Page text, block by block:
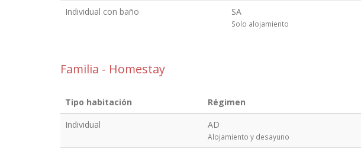
Individual con baño SA
Solo alojamiento
Familia - Homestay
Tipo habitación Régimen
Individual AD
Alojamiento y desayuno